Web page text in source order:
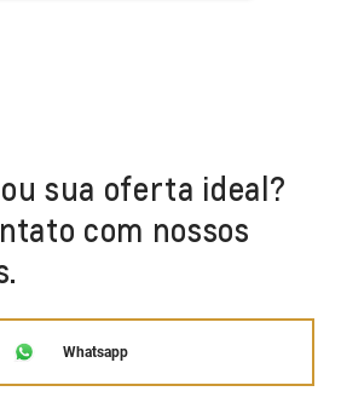
sua oferta ideal?
com nossos
Whatsapp